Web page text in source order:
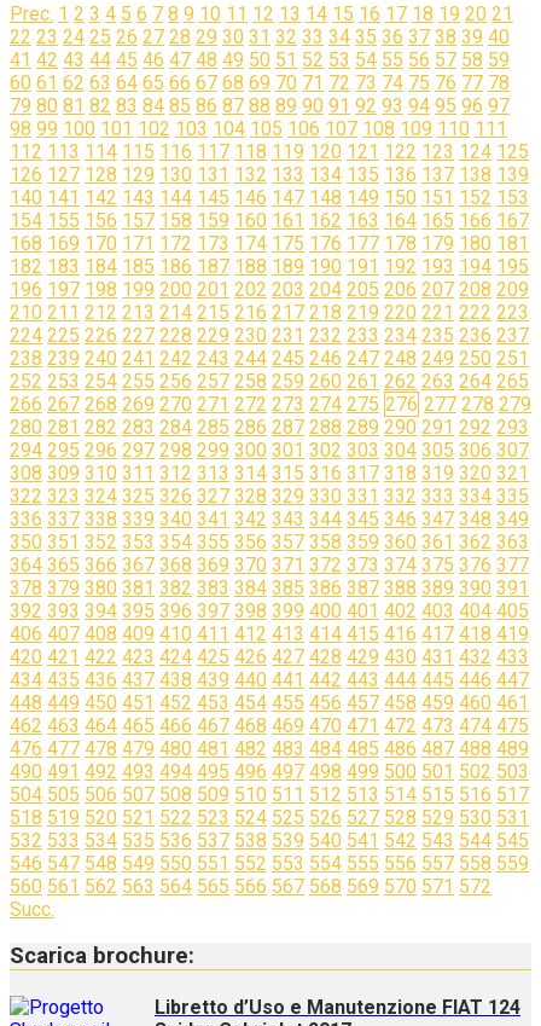
Prec. 1 2 3 4 5 6 7 8 9 10 11 12 13 14 15 16 17 18 19 20 21
22 23 24 25 26 27 28 29 30 31 32 33 34 35 36 37 38 39 40
41 42 43 44 45 46 47 48 49 50 51 52 53 54 55 56 57 58 59
60 61 62 63 64 65 66 67 68 69 70 71 72 73 74 75 76 77 78
79 80 81 82 83 84 85 86 87 88 89 90 91 92 93 94 95 96 97
98 99 100 101 102 103 104 105 106 107 108 109 110 111
112 113 114 115 116 117 118 119 120 121 122 123 124 125
126 127 128 129 130 131 132 133 134 135 136 137 138 139
140 141 142 143 144 145 146 147 148 149 150 151 152 153
154 155 156 157 158 159 160 161 162 163 164 165 166 167
168 169 170 171 172 173 174 175 176 177 178 179 180 181
182 183 184 185 186 187 188 189 190 191 192 193 194 195
196 197 198 199 200 201 202 203 204 205 206 207 208 209
210 211 212 213 214 215 216 217 218 219 220 221 222 223
224 225 226 227 228 229 230 231 232 233 234 235 236 237
238 239 240 241 242 243 244 245 246 247 248 249 250 251
252 253 254 255 256 257 258 259 260 261 262 263 264 265
266 267 268 269 270 271 272 273 274 275 276 277 278 279
280 281 282 283 284 285 286 287 288 289 290 291 292 293
294 295 296 297 298 299 300 301 302 303 304 305 306 307
308 309 310 311 312 313 314 315 316 317 318 319 320 321
322 323 324 325 326 327 328 329 330 331 332 333 334 335
336 337 338 339 340 341 342 343 344 345 346 347 348 349
350 351 352 353 354 355 356 357 358 359 360 361 362 363
364 365 366 367 368 369 370 371 372 373 374 375 376 377
378 379 380 381 382 383 384 385 386 387 388 389 390 391
392 393 394 395 396 397 398 399 400 401 402 403 404 405
406 407 408 409 410 411 412 413 414 415 416 417 418 419
420 421 422 423 424 425 426 427 428 429 430 431 432 433
434 435 436 437 438 439 440 441 442 443 444 445 446 447
448 449 450 451 452 453 454 455 456 457 458 459 460 461
462 463 464 465 466 467 468 469 470 471 472 473 474 475
476 477 478 479 480 481 482 483 484 485 486 487 488 489
490 491 492 493 494 495 496 497 498 499 500 501 502 503
504 505 506 507 508 509 510 511 512 513 514 515 516 517
518 519 520 521 522 523 524 525 526 527 528 529 530 531
532 533 534 535 536 537 538 539 540 541 542 543 544 545
546 547 548 549 550 551 552 553 554 555 556 557 558 559
560 561 562 563 564 565 566 567 568 569 570 571 572
Succ.
Scarica brochure:
Libretto d’Uso e Manutenzione FIAT 124